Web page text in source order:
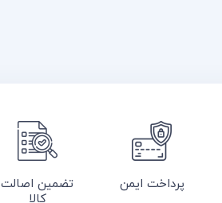
پرداخت ایمن
تضمین اصالت
کالا